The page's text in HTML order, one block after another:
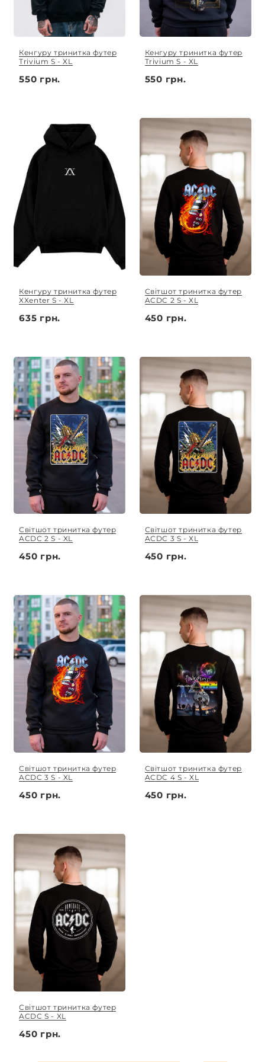
Кенгуру тринитка футер
Trivium S - XL
550 грн.
Кенгуру тринитка футер
Trivium S - XL
550 грн.
Кенгуру тринитка футер
XXenter S - XL
635 грн.
Світшот тринитка футер
ACDC 2 S - XL
450 грн.
Світшот тринитка футер
ACDC 2 S - XL
450 грн.
Світшот тринитка футер
ACDC 3 S - XL
450 грн.
Світшот тринитка футер
ACDC 3 S - XL
450 грн.
Світшот тринитка футер
ACDC 4 S - XL
450 грн.
Світшот тринитка футер
ACDC S - XL
450 грн.